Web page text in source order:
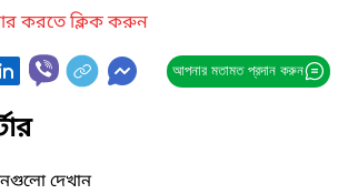
করতে ক্লিক করুন
আপনার মতামত প্রদান করুন
দেখান